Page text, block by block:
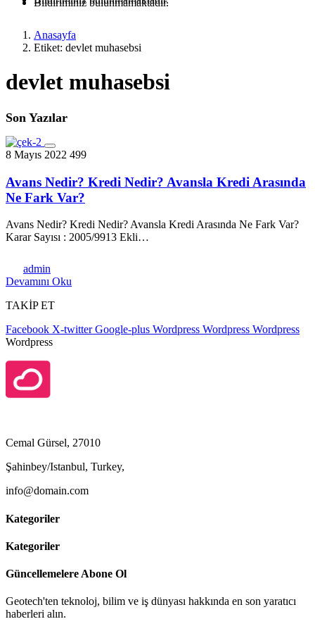
Bildiriminiz bulunmamaktadır.
Anasayfa
Etiket: devlet muhasebsi
devlet muhasebsi
Son Yazılar
8 Mayıs 2022 499
Avans Nedir? Kredi Nedir? Avansla Kredi Arasında
Ne Fark Var?
Avans Nedir? Kredi Nedir? Avansla Kredi Arasında Ne Fark Var?
Karar Sayısı : 2005/9913 Ekli…
admin
Devamını Oku
TAKİP ET
Facebook X-twitter Google-plus Wordpress Wordpress Wordpress
Wordpress
Cemal Gürsel, 27010
Şahinbey/Istanbul, Turkey,
info@domain.com
Kategoriler
Kategoriler
Güncellemelere Abone Ol
Geotech'ten teknoloj, bilim ve iş dünyası hakkında en son yaratıcı
haberleri alın.